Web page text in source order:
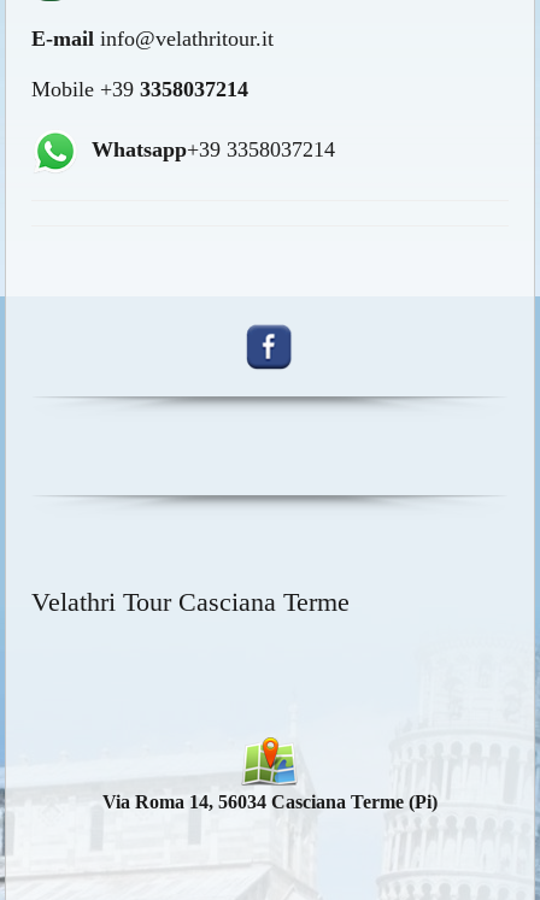
E-mail info@velathritour.it
Mobile +393358037214
Whatsapp+39 3358037214
Velathri Tour Casciana Terme
Via Roma 14, 56034 Casciana Terme (Pi)